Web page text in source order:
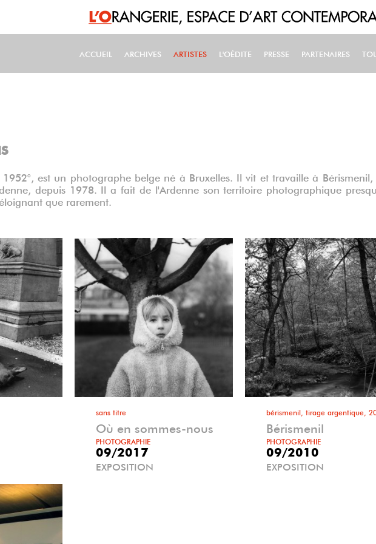
MAIN NAVIGATION
ACCUEIL ARCHIVES ARTISTES L'OÉDITE PRESSE PARTENAIRES
1952°, est un photographe belge né à Bruxelles. Il vit et travaille à Bérismenil,
depuis 1978. Il a fait de l'Ardenne son territoire photographique
éloignant que rarement.
sans titre
Où en sommes-nous
PHOTOGRAPHIE
09/2017
EXPOSITION
bérismenil, tirage argentique,
Bérismenil
PHOTOGRAPHIE
09/2010
EXPOSITION